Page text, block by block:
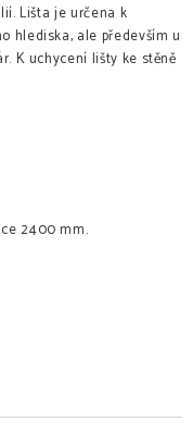
Lišta je určena k
hlediska, ale především u
K uchycení lišty ke stěně
2400 mm.